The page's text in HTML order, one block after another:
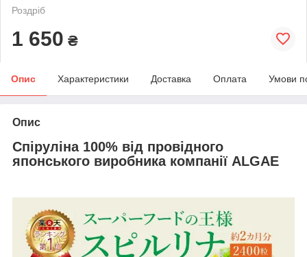
Роздріб
1 650 ₴
Опис Характеристики Доставка Оплата Умови
Опис
Спіруліна 100% від провідного
японського виробника компанії ALGAE